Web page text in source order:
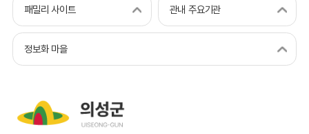
패밀리 사이트 관내 주요기관
정보화 마을